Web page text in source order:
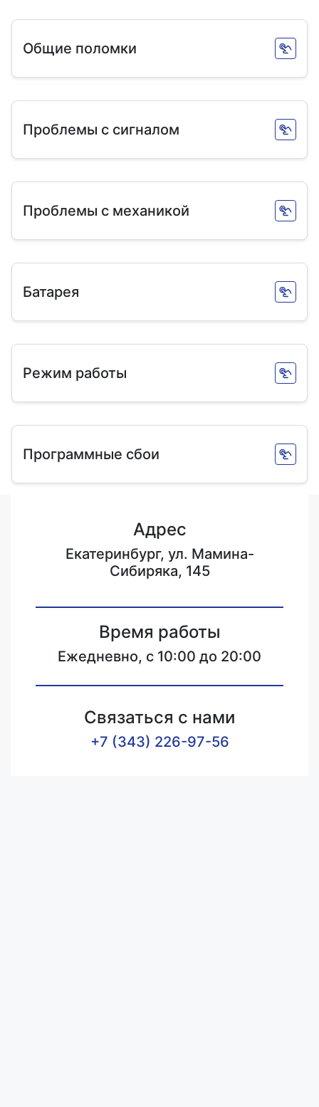
Общие поломки
Проблемы с сигналом
Проблемы с механикой
Батарея
Режим работы
Программные сбои
Адрес
Екатеринбург, ул. Мамина-
Сибиряка, 145
Время работы
Ежедневно, с 10:00 до 20:00
Связаться с нами
+7 (343) 226-97-56